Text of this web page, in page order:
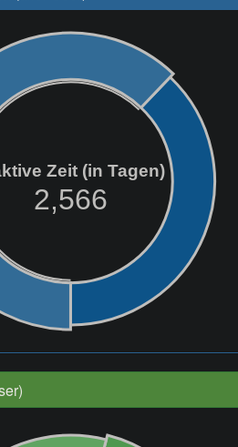
Zeit (in Tagen)
2,566